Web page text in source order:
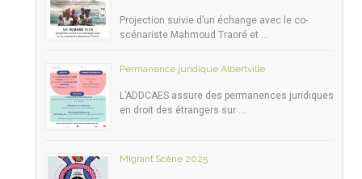
Projection suivie d’un échange avec le co-
scénariste Mahmoud Traoré et …
Permanence juridique Albertville
L’ADDCAES assure des permanences juridiques
en droit des étrangers sur …
Migrant’Scène 2025